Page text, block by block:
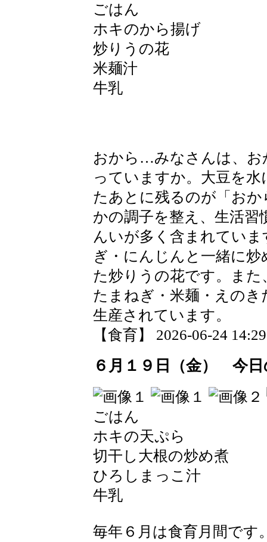
ごはん
ホキのから揚げ
炒りうの花
米麺汁
牛乳
おから…みなさんは、お
っていますか。大豆を
たあとに残るのが「お
かの調子を整え、生活習
んいが多く含まれてい
ぎ・にんじんと一緒に
た炒りうの花です。ま
たまねぎ・米麺・えの
生産されています。
【食育】 2026-06-24
６月１９日（金） 今日
ごはん
ホキの天ぷら
切干し大根の炒め煮
ひろしまっこ汁
牛乳
毎年６月は食育月間です